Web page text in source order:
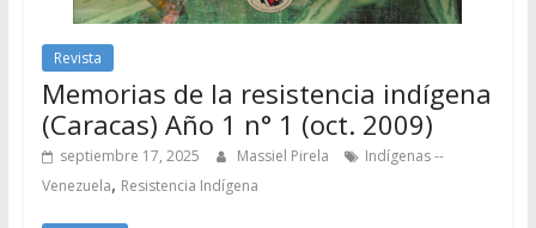
Revista
Memorias de la resistencia indígena
(Caracas) Año 1 n° 1 (oct. 2009)
septiembre 17, 2025 Massiel Pirela
Indígenas --
Venezuela, Resistencia Indígena